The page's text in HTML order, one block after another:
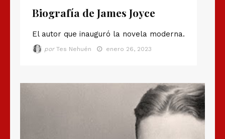
Biografía de James Joyce
El autor que inauguró la novela moderna.
por Tes Nehuén enero 26, 2023